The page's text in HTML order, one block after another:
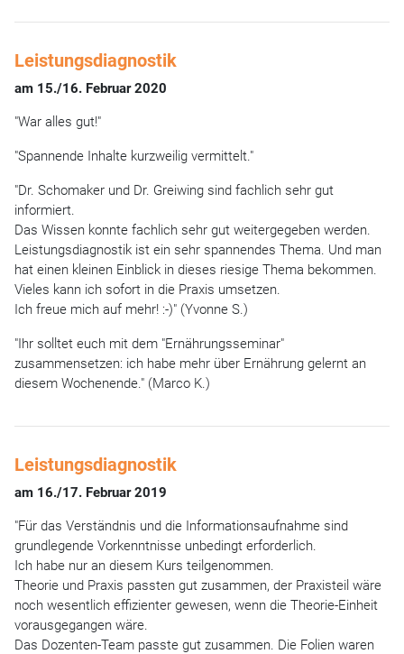
Leistungsdiagnostik
am 15./16. Februar 2020
"War alles gut!"
"Spannende Inhalte kurzweilig vermittelt."
"Dr. Schomaker und Dr. Greiwing sind fachlich sehr gut
informiert.
Das Wissen konnte fachlich sehr gut weitergegeben werden.
Leistungsdiagnostik ist ein sehr spannendes Thema. Und man
hat einen kleinen Einblick in dieses riesige Thema bekommen.
Vieles kann ich sofort in die Praxis umsetzen.
Ich freue mich auf mehr! :-)" (Yvonne S.)
"Ihr solltet euch mit dem "Ernährungsseminar"
zusammensetzen: ich habe mehr über Ernährung gelernt an
diesem Wochenende." (Marco K.)
Leistungsdiagnostik
am 16./17. Februar 2019
"Für das Verständnis und die Informationsaufnahme sind
grundlegende Vorkenntnisse unbedingt erforderlich.
Ich habe nur an diesem Kurs teilgenommen.
Theorie und Praxis passten gut zusammen, der Praxisteil wäre
noch wesentlich effizienter gewesen, wenn die Theorie-Einheit
vorausgegangen wäre.
Das Dozenten-Team passte gut zusammen. Die Folien waren